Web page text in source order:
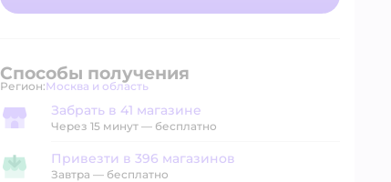
Способы получения
Регион: Выбор адреса доставки.
Москва и область
Забрать в магазине
Забрать в 41 магазине
Через 15 минут — бесплатно
Привезти в магазин
Привезти в 396 магазинов
Завтра — бесплатно